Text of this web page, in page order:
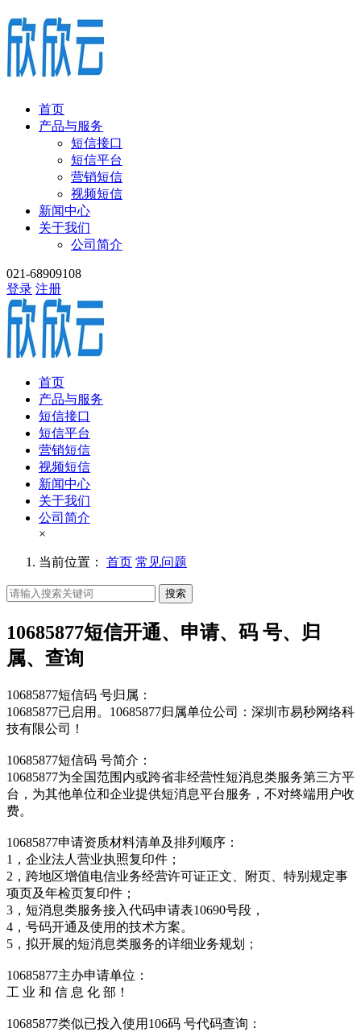
首页
产品与服务
短信接口
短信平台
营销短信
视频短信
新闻中心
关于我们
公司简介
021-68909108
登录 注册
首页
产品与服务
短信接口
短信平台
营销短信
视频短信
新闻中心
关于我们
公司简介
×
当前位置： 首页 常见问题
搜索
10685877短信开通、申请、码 号、归
属、查询
10685877短信码 号归属：
10685877已启用。10685877归属单位公司：深圳市易秒网络科
技有限公司！
10685877短信码 号简介：
10685877为全国范围内或跨省非经营性短消息类服务第三方平
台，为其他单位和企业提供短消息平台服务，不对终端用户收
费。
10685877申请资质材料清单及排列顺序：
1，企业法人营业执照复印件；
2，跨地区增值电信业务经营许可证正文、附页、特别规定事
项页及年检页复印件；
3，短消息类服务接入代码申请表10690号段，
4，号码开通及使用的技术方案。
5，拟开展的短消息类服务的详细业务规划；
10685877主办申请单位：
工 业 和 信 息 化 部！
10685877类似已投入使用106码 号代码查询：